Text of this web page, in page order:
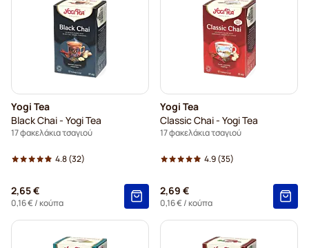
Yogi Tea
Black Chai - Yogi Tea
17 φακελάκια τσαγιού
4.8(32)
2,65 €
0,16 €/ κούπα
Yogi Tea
Classic Chai - Yogi Tea
17 φακελάκια τσαγιού
4.9(35)
2,69 €
0,16 €/ κούπα